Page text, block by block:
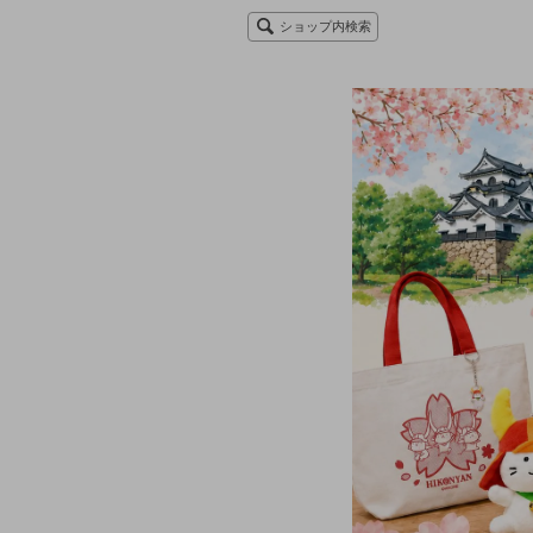
ショップ内検索